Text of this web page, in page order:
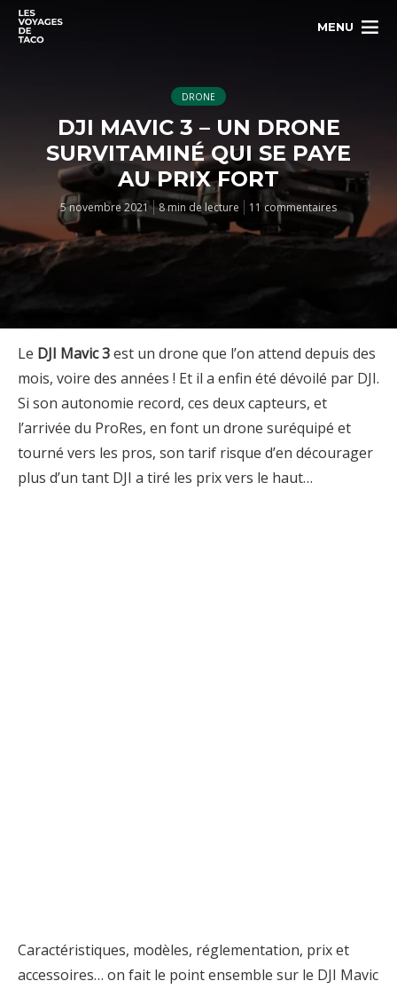
MENU
DRONE
DJI MAVIC 3 – UN DRONE
SURVITAMINÉ QUI SE PAYE
AU PRIX FORT
5 novembre 2021 8 min de lecture 11 commentaires
Le DJI Mavic 3est un drone que l’on attend depuis des
mois, voire des années ! Et il a enfin été dévoilé par DJI.
Si son autonomie record, ces deux capteurs, et
l’arrivée du ProRes, en font un drone suréquipé et
tourné vers les pros, son tarif risque d’en décourager
plus d’un tant DJI a tiré les prix vers le haut…
Caractéristiques, modèles, réglementation, prix et
accessoires… on fait le point ensemble sur le DJI Mavic